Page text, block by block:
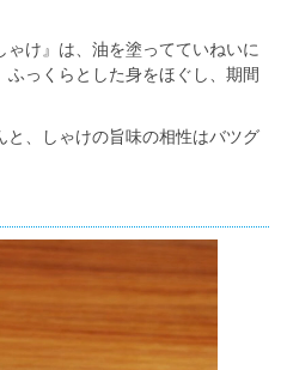
け』は、油を塗ってていねいに
っくらとした身をほぐし、期間
と、しゃけの旨味の相性はバツグ